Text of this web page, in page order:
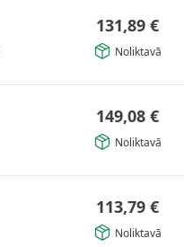
131,89 €
Noliktavā
149,08 €
Noliktavā
113,79 €
Noliktavā